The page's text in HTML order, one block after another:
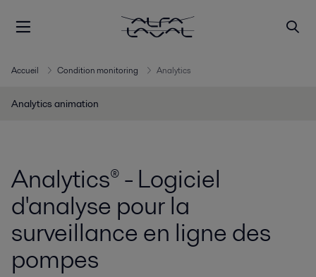
Accueil Condition monitoring Analytics
Analytics animation
Analytics® - Logiciel
d'analyse pour la
surveillance en ligne des
pompes